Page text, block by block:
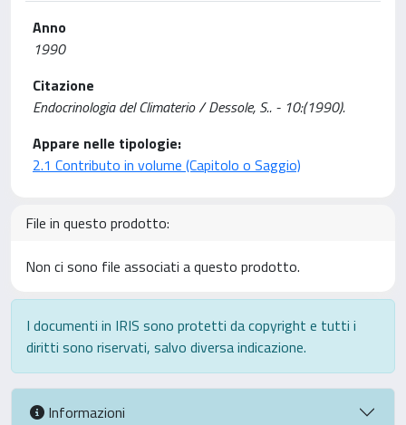
Anno
1990
Citazione
Endocrinologia del Climaterio / Dessole, S.. - 10:(1990).
Appare nelle tipologie:
2.1 Contributo in volume (Capitolo o Saggio)
File in questo prodotto:
Non ci sono file associati a questo prodotto.
I documenti in IRIS sono protetti da copyright e tutti i
diritti sono riservati, salvo diversa indicazione.
Informazioni